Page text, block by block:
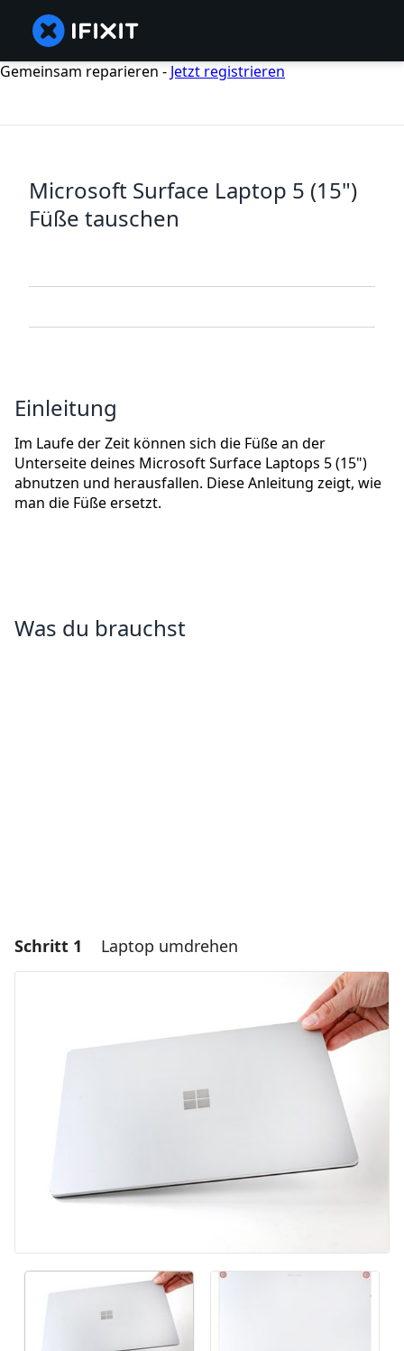
Gemeinsam reparieren - Jetzt registrieren
Microsoft Surface Laptop 5 (15")
Füße tauschen
Einleitung
Im Laufe der Zeit können sich die Füße an der
Unterseite deines Microsoft Surface Laptops 5 (15")
abnutzen und herausfallen. Diese Anleitung zeigt, wie
man die Füße ersetzt.
Was du brauchst
Schritt 1 Laptop umdrehen